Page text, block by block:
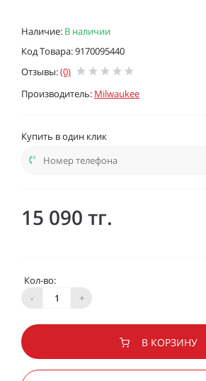
Наличие: В наличии
Код Товара: 9170095440
Отзывы:(0)
Производитель: Milwaukee
Купить в один клик
15 090 тг.
Кол-во:
-
+
В КОРЗИНУ